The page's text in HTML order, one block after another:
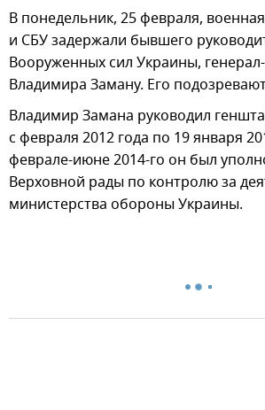
В понедельник, 25 февраля,
и СБУ задержали бывшего
Вооруженных сил Украины,
Владимира Заману. Его
Владимир Замана руководил
с февраля 2012 года по 19 января
феврале-июне 2014-го он был
Верховной рады по контролю за
министерства обороны Украины.